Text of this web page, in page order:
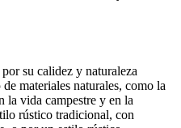
su calidez y naturaleza
materiales naturales, como la
la vida campestre y en la
rústico tradicional, con